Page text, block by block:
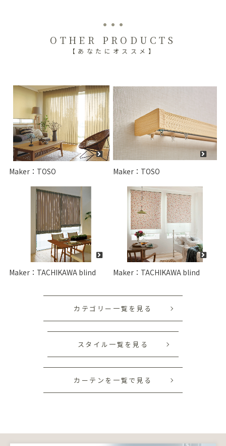
OTHER PRODUCTS
【あなたにオススメ】
Maker：TOSO Maker：TOSO
Maker：TACHIKAWA blind Maker：TACHIKAWA blind
カテゴリー一覧を見る
スタイル一覧を見る
カーテンを一覧で見る